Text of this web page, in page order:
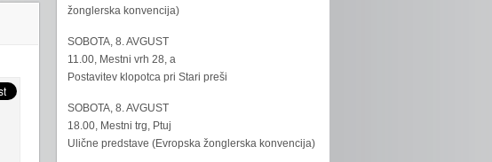
žonglerska konvencija)
SOBOTA, 8. AVGUST
11.00, Mestni vrh 28, a
Postavitev klopotca pri Stari preši
SOBOTA, 8. AVGUST
18.00, Mestni trg, Ptuj
Ulične predstave (Evropska žonglerska konvencija)